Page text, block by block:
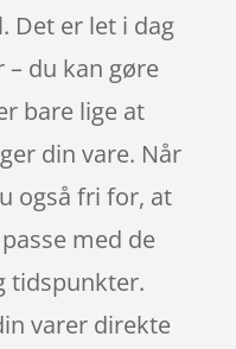
er let i dag
du kan gøre
bare lige at
din vare. Når
også fri for, at
med de
tidspunkter.
varer direkte